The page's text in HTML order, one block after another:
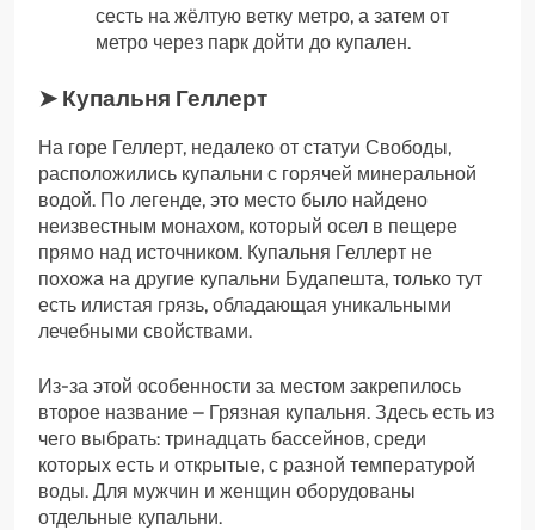
сесть на жёлтую ветку метро, а затем от
метро через парк дойти до купален.
➤ Купальня Геллерт
На горе Геллерт, недалеко от статуи Свободы,
расположились купальни с горячей минеральной
водой. По легенде, это место было найдено
неизвестным монахом, который осел в пещере
прямо над источником. Купальня Геллерт не
похожа на другие купальни Будапешта, только тут
есть илистая грязь, обладающая уникальными
лечебными свойствами.
Из-за этой особенности за местом закрепилось
второе название – Грязная купальня. Здесь есть из
чего выбрать: тринадцать бассейнов, среди
которых есть и открытые, с разной температурой
воды. Для мужчин и женщин оборудованы
отдельные купальни.